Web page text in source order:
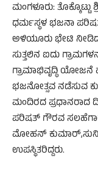
ಮಂಗಳೂರು: ತೊಕ್ಕೊಟ್ಟು
ಧರ್ಮಸ್ಥಳ ಭಜನಾ
ಅಳಿಯೂರು ಭೇಟಿ
ಸುತ್ತಲಿನ ಐದು
ಗ್ರಾಮಾಭಿವೃದ್ಧಿ
ಭಜನೋತ್ಸವ ನಡೆಸುವ
ಮಂದಿರದ ಪ್ರಧಾನರಾದ
ಪರಿಷತ್ ಗೌರವ
ಮೋಹನ್
ಉಪಸ್ಥಿತರಿದ್ದರು.